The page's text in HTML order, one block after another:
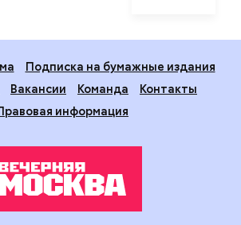
Подписка на бумажные издания
Вакансии Команда
Контакты
информация